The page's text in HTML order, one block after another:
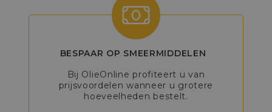
BESPAAR OP SMEERMIDDELEN
Bij OlieOnline profiteert u van
prijsvoordelen wanneer u grotere
hoeveelheden bestelt.